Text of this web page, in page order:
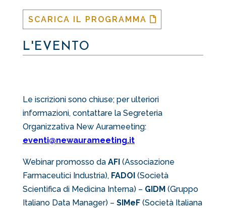
SCARICA IL PROGRAMMA
L'EVENTO
Le iscrizioni sono chiuse; per ulteriori
informazioni, contattare la Segreteria
Organizzativa New Aurameeting:
eventi@newaurameeting.it
Webinar promosso da AFI(Associazione
Farmaceutici Industria), FADOI(Società
Scientifica di Medicina Interna) – GIDM(Gruppo
Italiano Data Manager) – SIMeF(Società Italiana